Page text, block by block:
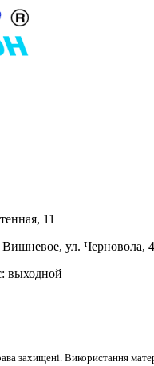
11
Вишневое, ул. Черновола,
выходной
Використання